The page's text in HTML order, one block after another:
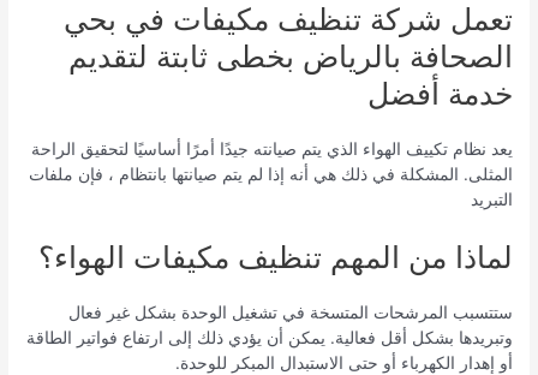
تعمل شركة تنظيف مكيفات في بحي
الصحافة بالرياض بخطى ثابتة لتقديم
خدمة أفضل
يعد نظام تكييف الهواء الذي يتم صيانته جيدًا أمرًا أساسيًا لتحقيق الراحة
المثلى. المشكلة في ذلك هي أنه إذا لم يتم صيانتها بانتظام ، فإن ملفات
التبريد
لماذا من المهم تنظيف مكيفات الهواء؟
ستتسبب المرشحات المتسخة في تشغيل الوحدة بشكل غير فعال
وتبريدها بشكل أقل فعالية. يمكن أن يؤدي ذلك إلى ارتفاع فواتير الطاقة
أو إهدار الكهرباء أو حتى الاستبدال المبكر للوحدة.